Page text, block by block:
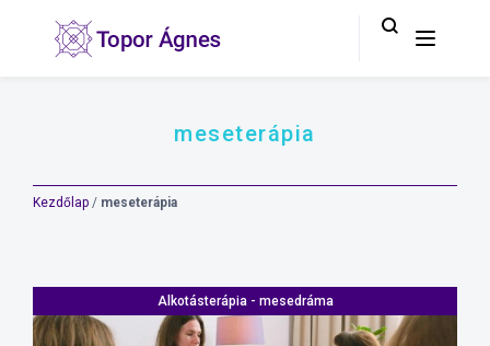
meseterápia
Kezdőlap / meseterápia
Alkotásterápia - mesedráma